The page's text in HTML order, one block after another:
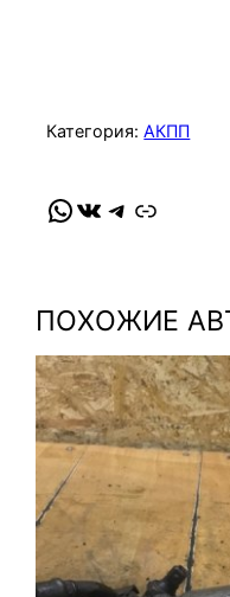
Категория:АКПП
WhatsApp VK Telegram Link
ПОХОЖИЕ